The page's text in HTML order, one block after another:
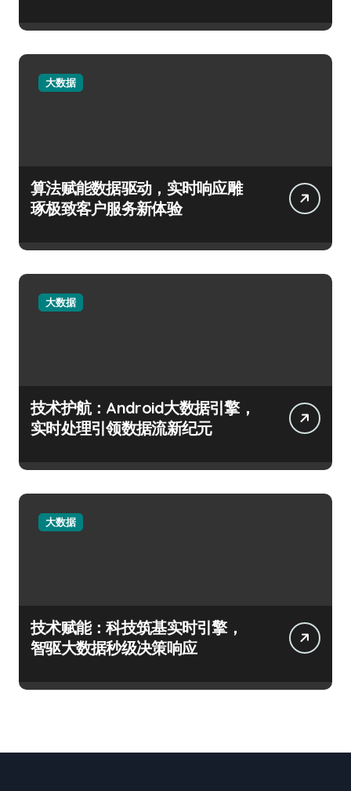
大数据
算法赋能数据驱动，实时响应雕
琢极致客户服务新体验
大数据
技术护航：Android大数据引擎，
实时处理引领数据流新纪元
大数据
技术赋能：科技筑基实时引擎，
智驱大数据秒级决策响应